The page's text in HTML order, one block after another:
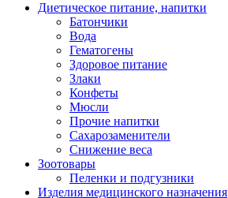
Диетическое питание, напитки
Батончики
Вода
Гематогены
Здоровое питание
Злаки
Конфеты
Мюсли
Прочие напитки
Сахарозаменители
Снижение веса
Зоотовары
Пеленки и подгузники
Изделия медицинского назначения